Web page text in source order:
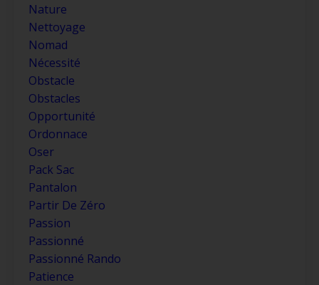
Nature
Nettoyage
Nomad
Nécessité
Obstacle
Obstacles
Opportunité
Ordonnace
Oser
Pack Sac
Pantalon
Partir De Zéro
Passion
Passionné
Passionné Rando
Patience